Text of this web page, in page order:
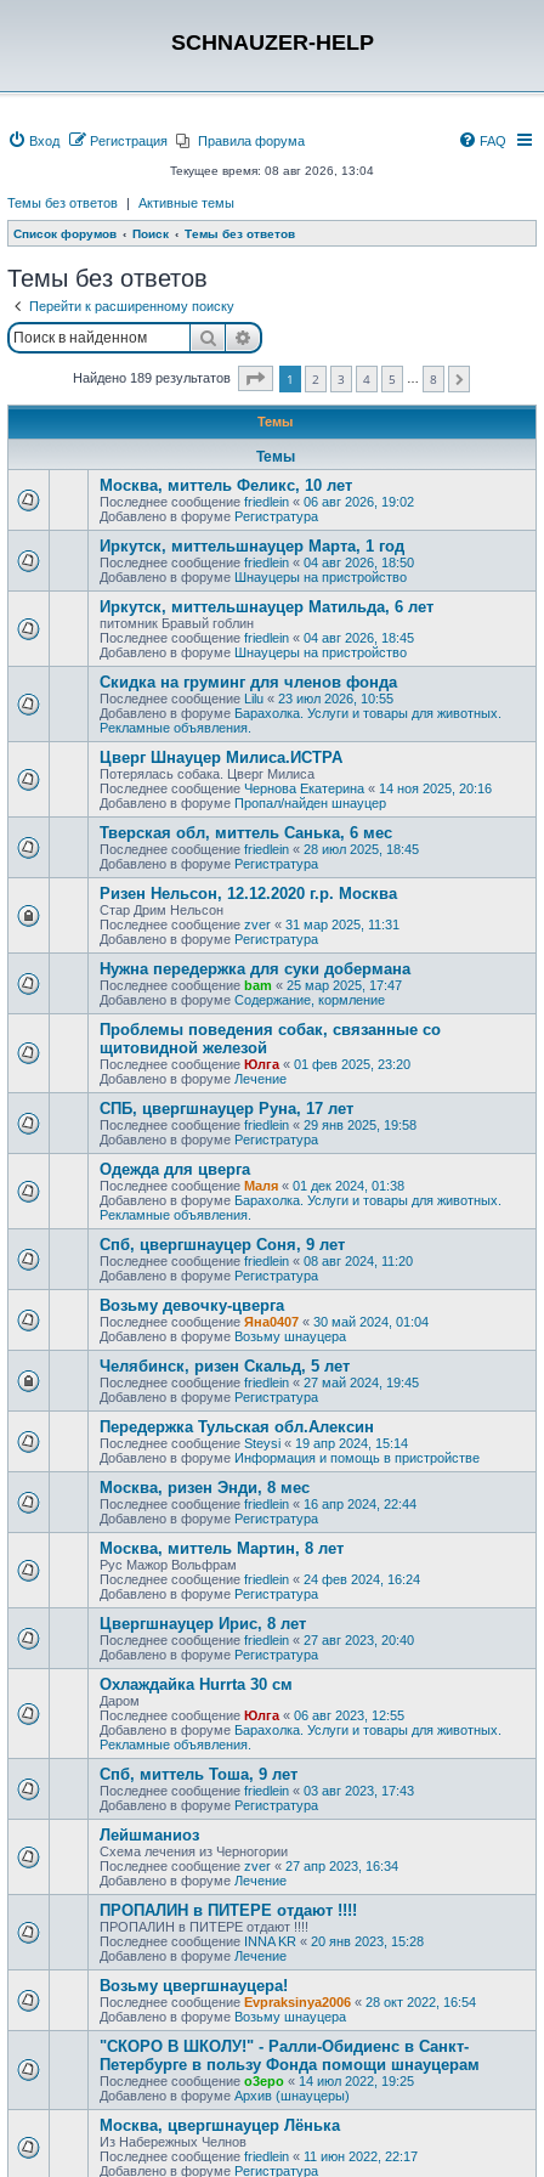
SCHNAUZER-HELP
Вход Регистрация Правила форума FAQ
Текущее время: 08 авг 2026, 13:04
Темы без ответов | Активные темы
Список форумов Поиск Темы без ответов
Темы без ответов
Перейти к расширенному поиску
ПоискРасширенный поиск
Найдено 189 результатов Страница из
1 2 3 4 5 8
Темы
Темы
Москва, миттель Феликс, 10 лет
Последнее сообщение friedlein « 06 авг 2026, 19:02
Добавлено в форуме Регистратура
Иркутск, миттельшнауцер Марта, 1 год
Последнее сообщение friedlein « 04 авг 2026, 18:50
Добавлено в форуме Шнауцеры на пристройство
Иркутск, миттельшнауцер Матильда, 6 лет
питомник Бравый гоблин
Последнее сообщение friedlein « 04 авг 2026, 18:45
Добавлено в форуме Шнауцеры на пристройство
Скидка на груминг для членов фонда
Последнее сообщение Lilu « 23 июл 2026, 10:55
Добавлено в форуме Барахолка. Услуги и товары для животных.
Рекламные объявления.
Цверг Шнауцер Милиса.ИСТРА
Потерялась собака. Цверг Милиса
Последнее сообщение Чернова Екатерина « 14 ноя 2025, 20:16
Добавлено в форуме Пропал/найден шнауцер
Тверская обл, миттель Санька, 6 мес
Последнее сообщение friedlein « 28 июл 2025, 18:45
Добавлено в форуме Регистратура
Ризен Нельсон, 12.12.2020 г.р. Москва
Стар Дрим Нельсон
Последнее сообщение zver « 31 мар 2025, 11:31
Добавлено в форуме Регистратура
Нужна передержка для суки добермана
Последнее сообщение bam « 25 мар 2025, 17:47
Добавлено в форуме Содержание, кормление
Проблемы поведения собак, связанные со
щитовидной железой
Последнее сообщение Юлга « 01 фев 2025, 23:20
Добавлено в форуме Лечение
СПБ, цвергшнауцер Руна, 17 лет
Последнее сообщение friedlein « 29 янв 2025, 19:58
Добавлено в форуме Регистратура
Одежда для цверга
Последнее сообщение Маля « 01 дек 2024, 01:38
Добавлено в форуме Барахолка. Услуги и товары для животных.
Рекламные объявления.
Спб, цвергшнауцер Соня, 9 лет
Последнее сообщение friedlein « 08 авг 2024, 11:20
Добавлено в форуме Регистратура
Возьму девочку-цверга
Последнее сообщение Яна0407 « 30 май 2024, 01:04
Добавлено в форуме Возьму шнауцера
Челябинск, ризен Скальд, 5 лет
Последнее сообщение friedlein « 27 май 2024, 19:45
Добавлено в форуме Регистратура
Передержка Тульская обл.Алексин
Последнее сообщение Steysi « 19 апр 2024, 15:14
Добавлено в форуме Информация и помощь в пристройстве
Москва, ризен Энди, 8 мес
Последнее сообщение friedlein « 16 апр 2024, 22:44
Добавлено в форуме Регистратура
Москва, миттель Мартин, 8 лет
Рус Мажор Вольфрам
Последнее сообщение friedlein « 24 фев 2024, 16:24
Добавлено в форуме Регистратура
Цвергшнауцер Ирис, 8 лет
Последнее сообщение friedlein « 27 авг 2023, 20:40
Добавлено в форуме Регистратура
Охлаждайка Hurrta 30 см
Даром
Последнее сообщение Юлга « 06 авг 2023, 12:55
Добавлено в форуме Барахолка. Услуги и товары для животных.
Рекламные объявления.
Спб, миттель Тоша, 9 лет
Последнее сообщение friedlein « 03 авг 2023, 17:43
Добавлено в форуме Регистратура
Лейшманиоз
Схема лечения из Черногории
Последнее сообщение zver « 27 апр 2023, 16:34
Добавлено в форуме Лечение
ПРОПАЛИН в ПИТЕРЕ отдают !!!!
ПРОПАЛИН в ПИТЕРЕ отдают !!!!
Последнее сообщение INNA KR « 20 янв 2023, 15:28
Добавлено в форуме Лечение
Возьму цвергшнауцера!
Последнее сообщение Evpraksinya2006 « 28 окт 2022, 16:54
Добавлено в форуме Возьму шнауцера
"СКОРО В ШКОЛУ!" - Ралли-Обидиенс в Санкт-
Петербурге в пользу Фонда помощи шнауцерам
Последнее сообщение o3epo « 14 июл 2022, 19:25
Добавлено в форуме Архив (шнауцеры)
Москва, цвергшнауцер Лёнька
Из Набережных Челнов
Последнее сообщение friedlein « 11 июн 2022, 22:17
Добавлено в форуме Регистратура